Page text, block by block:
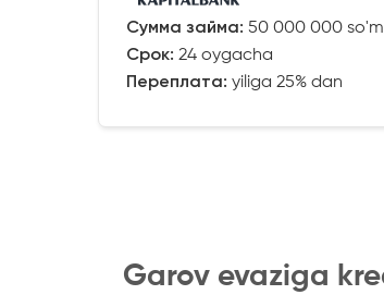
Сумма займа: 50 000 000 so'm
Срок: 24 oygacha
Переплата: yiliga 25% dan
Garov evaziga